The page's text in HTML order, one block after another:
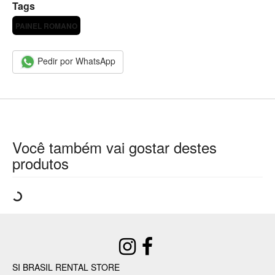
Tags
PAINEL ROMANO
Pedir por WhatsApp
Você também vai gostar destes
produtos
SI BRASIL RENTAL STORE